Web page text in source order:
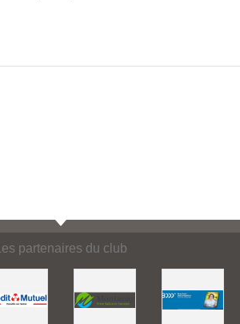
Les partenaires du club